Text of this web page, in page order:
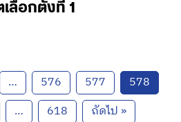
ลือกตั้งที่ 1
… 576 577
578
… 618 ถัดไป »